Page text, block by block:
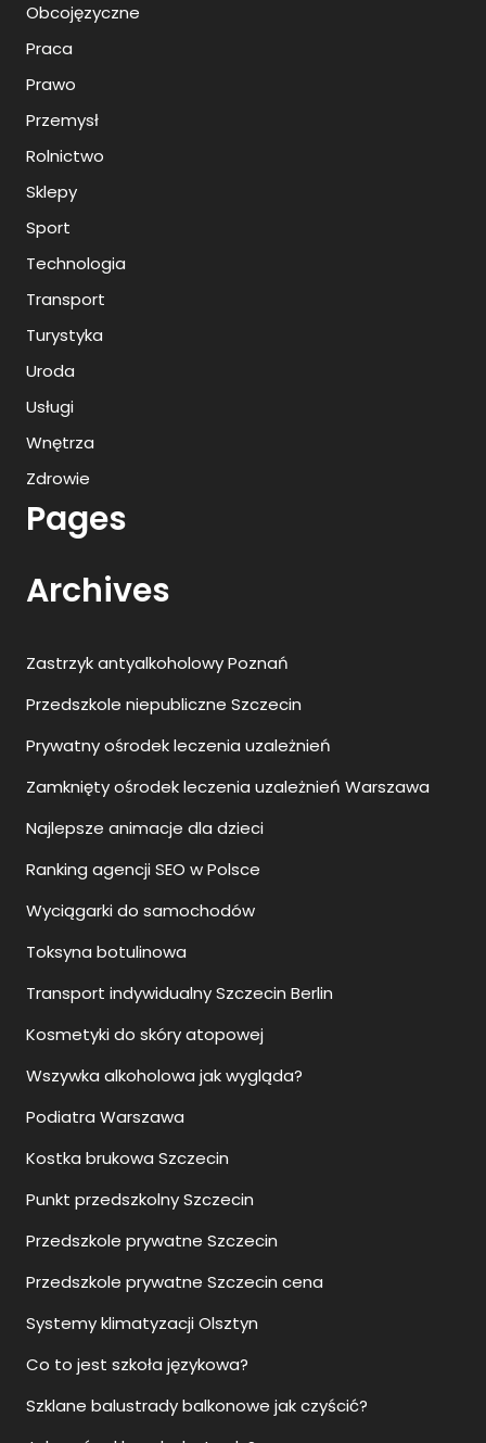
Obcojęzyczne
Praca
Prawo
Przemysł
Rolnictwo
Sklepy
Sport
Technologia
Transport
Turystyka
Uroda
Usługi
Wnętrza
Zdrowie
Pages
Archives
Zastrzyk antyalkoholowy Poznań
Przedszkole niepubliczne Szczecin
Prywatny ośrodek leczenia uzależnień
Zamknięty ośrodek leczenia uzależnień Warszawa
Najlepsze animacje dla dzieci
Ranking agencji SEO w Polsce
Wyciągarki do samochodów
Toksyna botulinowa
Transport indywidualny Szczecin Berlin
Kosmetyki do skóry atopowej
Wszywka alkoholowa jak wygląda?
Podiatra Warszawa
Kostka brukowa Szczecin
Punkt przedszkolny Szczecin
Przedszkole prywatne Szczecin
Przedszkole prywatne Szczecin cena
Systemy klimatyzacji Olsztyn
Co to jest szkoła językowa?
Szklane balustrady balkonowe jak czyścić?